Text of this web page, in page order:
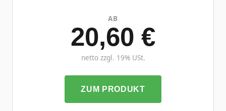
AB
20,60 €
netto zzgl. 19% USt.
ZUM PRODUKT